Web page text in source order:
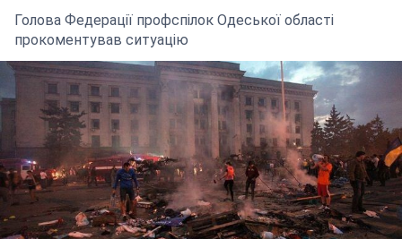
Голова Федерації профспілок Одеської області
прокоментував ситуацію